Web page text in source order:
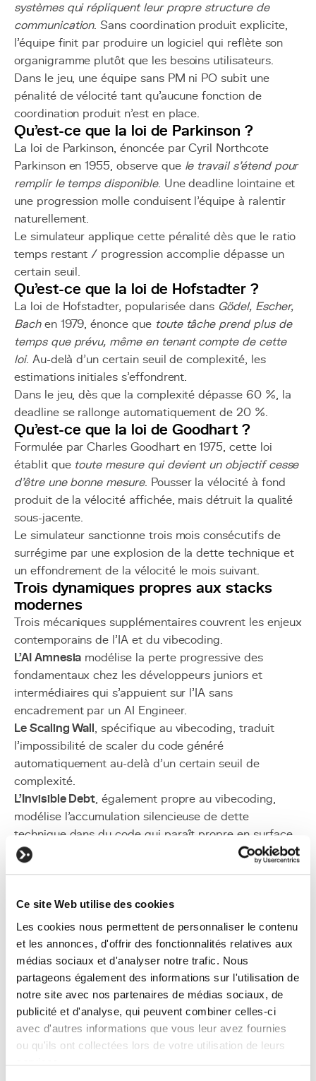
Ce site Web utilise des cookies
Les cookies nous permettent de personnaliser le contenu
et les annonces, d'offrir des fonctionnalités relatives aux
médias sociaux et d'analyser notre trafic. Nous
partageons également des informations sur l'utilisation de
notre site avec nos partenaires de médias sociaux, de
publicité et d'analyse, qui peuvent combiner celles-ci
avec d'autres informations que vous leur avez fournies
ou qu'ils ont collectées lors de votre utilisation de leurs
systèmes qui répliquent leur propre structure de
communication. Sans coordination produit explicite,
l'équipe finit par produire un logiciel qui reflète son
organigramme plutôt que les besoins utilisateurs.
Dans le jeu, une équipe sans PM ni PO subit une
pénalité de vélocité tant qu'aucune fonction de
coordination produit n'est en place.
Qu'est-ce que la loi de Parkinson ?
La loi de Parkinson, énoncée par Cyril Northcote
Parkinson en 1955, observe que le travail s'étend pour
remplir le temps disponible. Une deadline lointaine et
une progression molle conduisent l'équipe à ralentir
naturellement.
Le simulateur applique cette pénalité dès que le ratio
temps restant / progression accomplie dépasse un
certain seuil.
Qu'est-ce que la loi de Hofstadter ?
La loi de Hofstadter, popularisée dans Gödel, Escher,
Bachen 1979, énonce que toute tâche prend plus de
temps que prévu, même en tenant compte de cette
loi. Au-delà d'un certain seuil de complexité, les
estimations initiales s'effondrent.
Dans le jeu, dès que la complexité dépasse 60 %, la
deadline se rallonge automatiquement de 20 %.
Qu'est-ce que la loi de Goodhart ?
Formulée par Charles Goodhart en 1975, cette loi
établit que toute mesure qui devient un objectif cesse
d'être une bonne mesure. Pousser la vélocité à fond
produit de la vélocité affichée, mais détruit la qualité
sous-jacente.
Le simulateur sanctionne trois mois consécutifs de
surrégime par une explosion de la dette technique et
un effondrement de la vélocité le mois suivant.
Trois dynamiques propres aux stacks
modernes
Trois mécaniques supplémentaires couvrent les enjeux
contemporains de l'IA et du vibecoding.
L'AI Amnesia modélise la perte progressive des
fondamentaux chez les développeurs juniors et
intermédiaires qui s'appuient sur l'IA sans
encadrement par un AI Engineer.
Le Scaling Wall, spécifique au vibecoding, traduit
l'impossibilité de scaler du code généré
automatiquement au-delà d'un certain seuil de
complexité.
L'Invisible Debt, également propre au vibecoding,
modélise l'accumulation silencieuse de dette
technique dans du code qui paraît propre en surface.
Comment se déroule une partie ?